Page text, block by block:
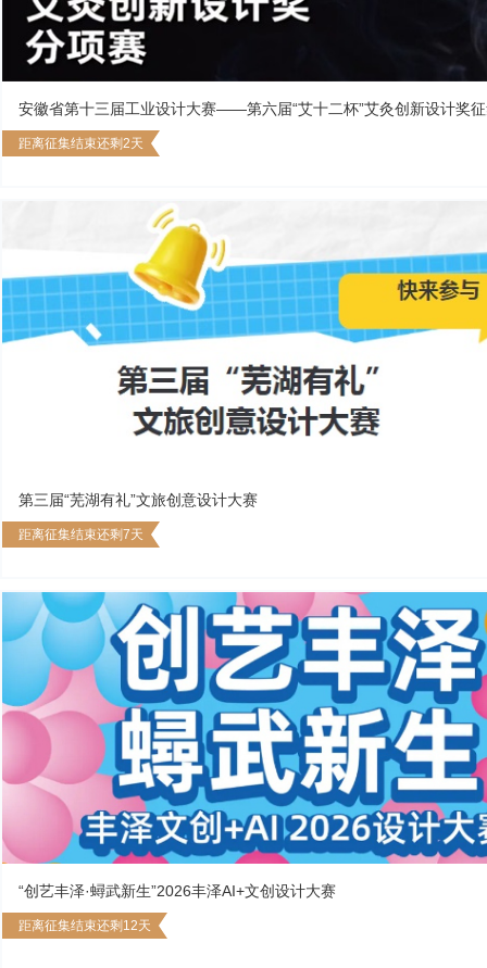
安徽省第十三届工业设计大赛——第六届“艾十二杯”艾灸创新设计奖
距离征集结束还剩2天
第三届“芜湖有礼”文旅创意设计大赛
距离征集结束还剩7天
“创艺丰泽·蟳武新生”2026丰泽AI+文创设计大赛
距离征集结束还剩12天